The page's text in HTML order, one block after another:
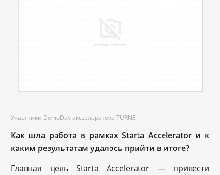
Участники DemoDay аксселератора TURN8
Как шла работа в рамках Starta Accelerator и к
каким результатам удалось прийти в итоге?
Главная цель Starta Accelerator — привести